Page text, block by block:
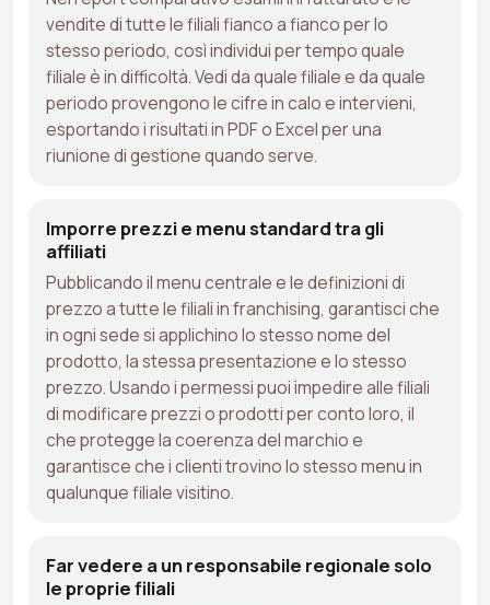
vendite di tutte le filiali fianco a fianco per lo
stesso periodo, così individui per tempo quale
filiale è in difficoltà. Vedi da quale filiale e da quale
periodo provengono le cifre in calo e intervieni,
esportando i risultati in PDF o Excel per una
riunione di gestione quando serve.
Imporre prezzi e menu standard tra gli
affiliati
Pubblicando il menu centrale e le definizioni di
prezzo a tutte le filiali in franchising, garantisci che
in ogni sede si applichino lo stesso nome del
prodotto, la stessa presentazione e lo stesso
prezzo. Usando i permessi puoi impedire alle filiali
di modificare prezzi o prodotti per conto loro, il
che protegge la coerenza del marchio e
garantisce che i clienti trovino lo stesso menu in
qualunque filiale visitino.
Far vedere a un responsabile regionale solo
le proprie filiali